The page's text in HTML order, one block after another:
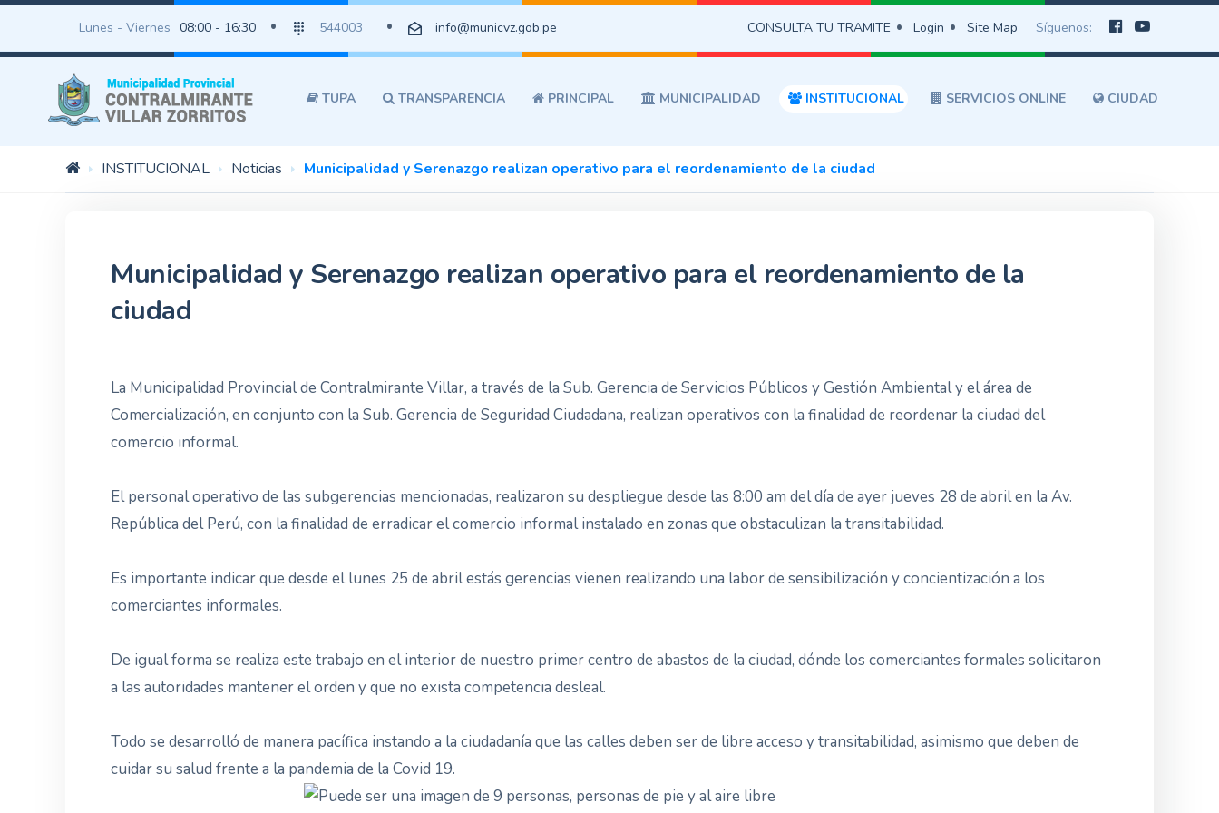
Lunes - Viernes 08:00 - 16:30 544003 info@municvz.gob.pe Síguenos:
CONSULTA TU TRAMITE Login Site Map
TUPA TRANSPARENCIA PRINCIPAL MUNICIPALIDAD INSTITUCIONAL SERVICIOS ONLINE CIUDAD
INSTITUCIONAL Noticias Municipalidad y Serenazgo realizan operativo para el reordenamiento de la ciudad
Municipalidad y Serenazgo realizan operativo para el reordenamiento de la
ciudad
La Municipalidad Provincial de Contralmirante Villar, a través de la Sub. Gerencia de Servicios Públicos y Gestión Ambiental y el área de
Comercialización, en conjunto con la Sub. Gerencia de Seguridad Ciudadana, realizan operativos con la finalidad de reordenar la ciudad del
comercio informal.
El personal operativo de las subgerencias mencionadas, realizaron su despliegue desde las 8:00 am del día de ayer jueves 28 de abril en la Av.
República del Perú, con la finalidad de erradicar el comercio informal instalado en zonas que obstaculizan la transitabilidad.
Es importante indicar que desde el lunes 25 de abril estás gerencias vienen realizando una labor de sensibilización y concientización a los
comerciantes informales.
De igual forma se realiza este trabajo en el interior de nuestro primer centro de abastos de la ciudad, dónde los comerciantes formales solicitaron
a las autoridades mantener el orden y que no exista competencia desleal.
Todo se desarrolló de manera pacífica instando a la ciudadanía que las calles deben ser de libre acceso y transitabilidad, asimismo que deben de
cuidar su salud frente a la pandemia de la Covid 19.